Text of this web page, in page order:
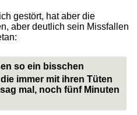
gestört, hat aber die
aber deutlich sein Missfallen
so ein bisschen
immer mit ihren Tüten
mal, noch fünf Minuten